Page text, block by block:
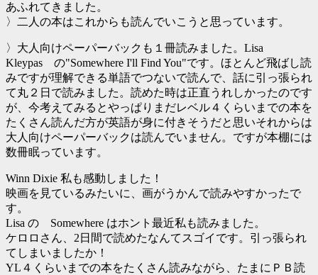
あふれてきました。
〉二人の本はこれからも読んでいこうと思っています。
〉大人向けペーパーバックも１冊読みました。Lisa
Kleypas の"Somewhere I'll Find You"です。ほとんど飛ばし読
みですが理解できる単語でつないで読んで、話に引っ張られ
て丸２日で読みました。読めた時は正直うれしかったのです
が、今考えてみるとやっぱりまだレベル４くらいまでの本を
たくさん読んだ方が英語が身に付きそうだと思いそれからは
大人向けペーパーバックは読んでいません。ですが本棚には
数冊眠っています。
Winn Dixie 私も感動しました！
映画を見ているみたいに、画がうかんで読みやすかったで
す。
Lisa の Somewhere はホント最近私も読みました。
ケロロさん、2日間で読めたなんてスゴイです。引っ張られ
てしまいましたか！
YL４くらいまでの本をたくさん読みながら、たまにＰＢ読